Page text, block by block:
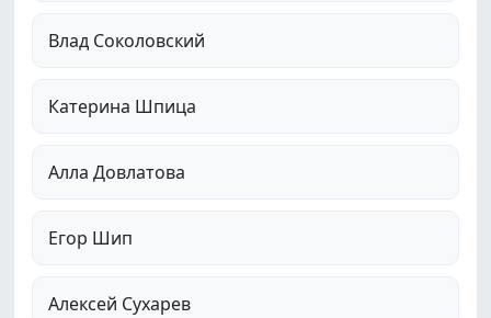
Влад Соколовский
Катерина Шпица
Алла Довлатова
Егор Шип
Алексей Сухарев